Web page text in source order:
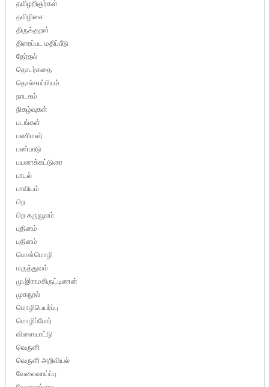
தமிழறிஞர்கள்
தமிழிசை
திருக்குறள்
திரைப்பட மதிப்பீடு
தேர்தல்
தொடர்கதை
தொல்காப்பியம்
நாடகம்
நிகழ்வுகள்
படங்கள்
பணிமலர்
பண்பாடு
பயணக்கட்டுரை
பாடல்
பாவியம்
பிற
பிற கருவூலம்
புதினம்
புதினம்
பொன்மொழி
மருத்துவம்
மு.இராமகிருட்டிணன்
முகநூல்
மொழிபெயர்ப்பு
மொழிப்போர்
விளையாட்டு
வெருளி
வெருளி அறிவியல்
வேலைவாய்ப்பு